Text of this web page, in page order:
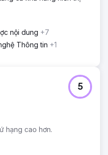
nội dung +7
Thông tin +1
hạng cao hơn.
5